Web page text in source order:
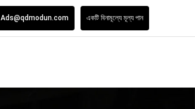
Ads@qdmodun.com একটি বিনামূল্যে মূল্য পান